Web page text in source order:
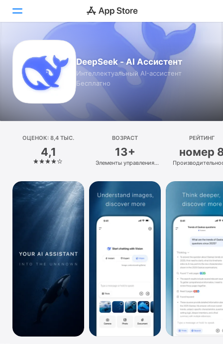
Игры
Приложения
Платформа
iPhone
iPad
Mac
DeepSeek - AI Ассистент
Интеллектуальный AI-ассистент
Бесплатно
ОЦЕНОК: 8,4 ТЫС.
4,1
ВОЗРАСТ
13+
Элементы управления
РЕЙТИНГ
номер